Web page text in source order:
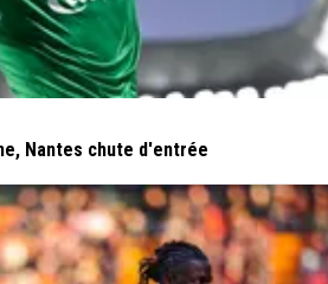
Nantes chute d'entrée